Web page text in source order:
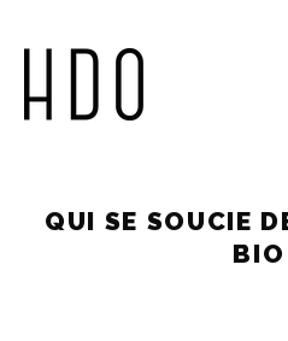
QUI SE SOUCIE
BIO